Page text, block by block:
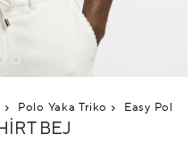
Polo Yaka Triko Easy Polo
BEJ